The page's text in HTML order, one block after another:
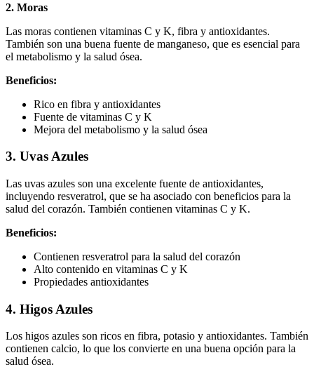
2. Moras
Las moras contienen vitaminas C y K, fibra y antioxidantes.
También son una buena fuente de manganeso, que es esencial para
el metabolismo y la salud ósea.
Beneficios:
Rico en fibra y antioxidantes
Fuente de vitaminas C y K
Mejora del metabolismo y la salud ósea
3. Uvas Azules
Las uvas azules son una excelente fuente de antioxidantes,
incluyendo resveratrol, que se ha asociado con beneficios para la
salud del corazón. También contienen vitaminas C y K.
Beneficios:
Contienen resveratrol para la salud del corazón
Alto contenido en vitaminas C y K
Propiedades antioxidantes
4. Higos Azules
Los higos azules son ricos en fibra, potasio y antioxidantes. También
contienen calcio, lo que los convierte en una buena opción para la
salud ósea.